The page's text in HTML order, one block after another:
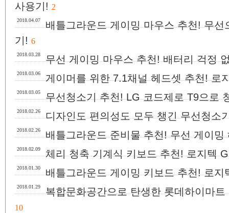
사용기! 2
2018.04.07
배틀그라운드 게이밍 마우스 추천! 무
기! 6
2018.03.28 무선 게이밍 마우스 추천! 배터리 걱정
2018.03.06 게이머를 위한 7.1채널 헤드셋 추천! 로
2018.03.05 무선청소기 추천! LG 코드제로 T9으로
2018.02.26 디자인도 편의성도 모두 챙긴 무선청소
2018.02.26 배틀그라운드 준비물 추천! 무선 게이밍
2018.02.09 체리 청축 기계식 키보드 추천! 로지텍
2018.01.30 배틀그라운드 게이밍 키보드 추천! 로지
2018.01.29 복합문화공간으로 탄생한 롯데하이마
10